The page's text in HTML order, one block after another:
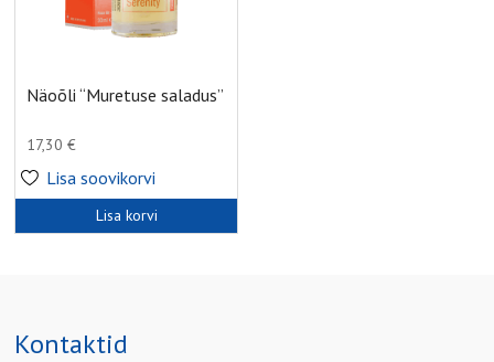
Näoõli “Muretuse saladus”
17,30€
Lisa soovikorvi
Lisa korvi
Kontaktid